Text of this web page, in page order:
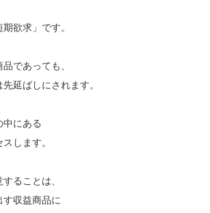
欲求」です。
であっても、
延ばしにされます。
中にある
します。
ることは、
す収益商品に